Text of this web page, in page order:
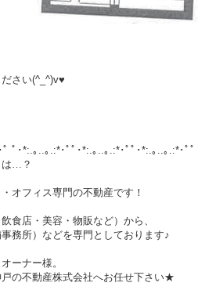
さい(^_^)v♥
ﾟ･*:.｡..｡.:*･ﾟﾟ･*:.｡..｡.:*･ﾟﾟ･*:.｡..｡.:*･ﾟﾟ
は…？
オフィス専門の不動産です！
食店・美容・物販など）から、
務所）などを専門としております♪
ーナー様。
の不動産株式会社へお任せ下さい★